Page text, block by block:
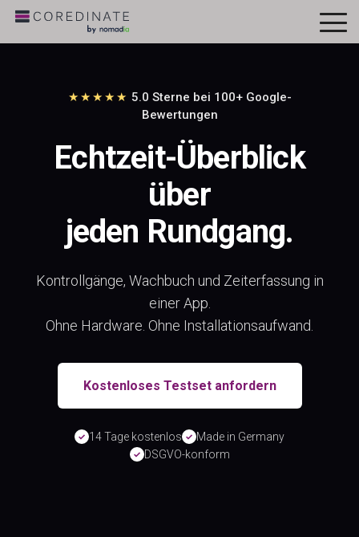
★★★★★ 5.0 Sterne bei 100+ Google-
Bewertungen
Echtzeit-Überblick
über
jeden Rundgang.
Kontrollgänge, Wachbuch und Zeiterfassung in
einer App.
Ohne Hardware. Ohne Installationsaufwand.
Kostenloses Testset anfordern
✓ 14 Tage kostenlos ✓ Made in Germany
✓ DSGVO-konform